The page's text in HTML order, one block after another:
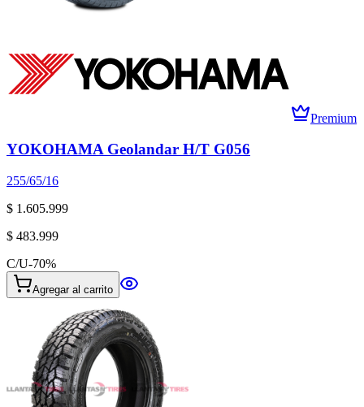
Premium
YOKOHAMA Geolandar H/T G056
255/65/16
$ 1.605.999
$ 483.999
C/U-70%
Agregar al carrito